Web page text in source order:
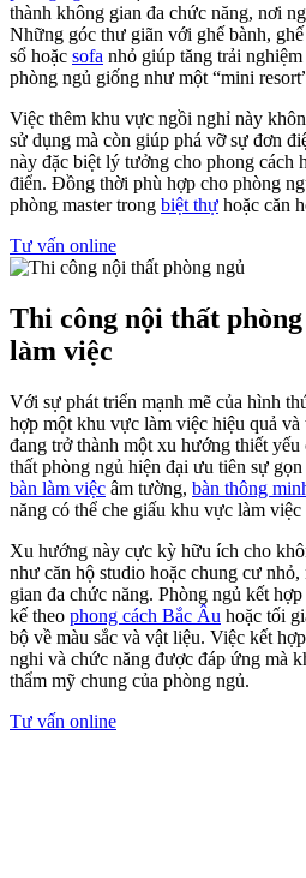
thành không gian đa chức năng, nơi
Những góc thư giãn với ghế bành,
sổ hoặc sofa nhỏ giúp tăng trải
phòng ngủ giống như một “mini
Việc thêm khu vực ngồi nghỉ này
sử dụng mà còn giúp phá vỡ sự đơn
này đặc biệt lý tưởng cho phong cách
điển. Đồng thời phù hợp cho phòng
phòng master trong biệt thự hoặc căn
Tư vấn online
Thi công nội thất
làm việc
Với sự phát triển mạnh mẽ của hình
hợp một khu vực làm việc hiệu quả
đang trở thành một xu hướng thiết
thất phòng ngủ hiện đại ưu tiên sự
bàn làm việc âm tường, bàn thông
năng có thể che giấu khu vực làm việc
Xu hướng này cực kỳ hữu ích cho
như căn hộ studio hoặc chung cư
gian đa chức năng. Phòng ngủ kết
kế theo phong cách Bắc Âu hoặc tối
bộ về màu sắc và vật liệu. Việc kết
nghi và chức năng được đáp ứng mà
thẩm mỹ chung của phòng ngủ.
Tư vấn online